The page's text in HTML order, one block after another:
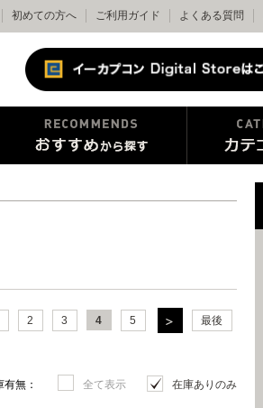
初めての方へ ご利用ガイド よくある質問
2 3 4 5 最後
有無： 全て表示 在庫ありのみ